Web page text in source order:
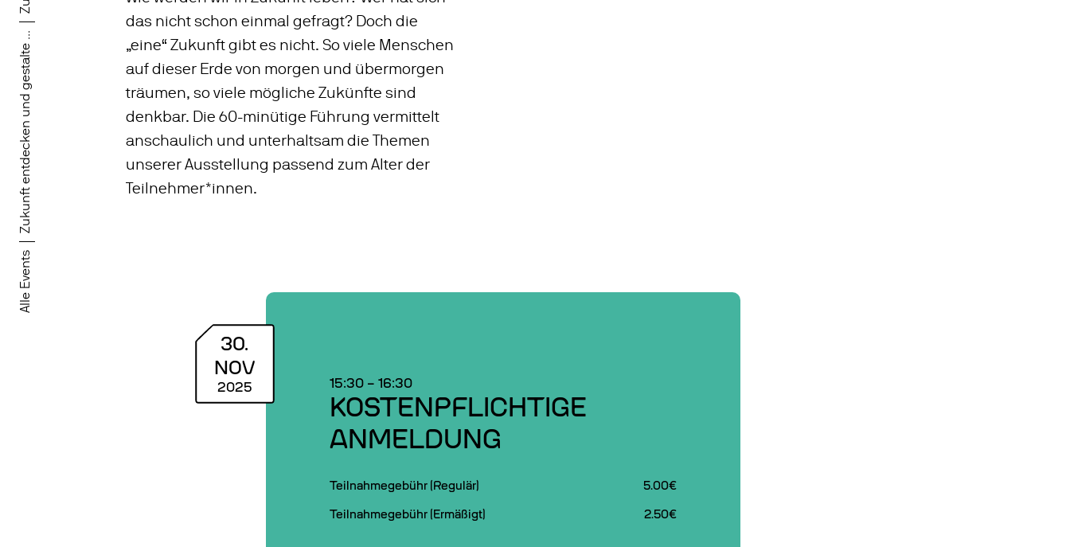
Alle Events
Zukunft entdecken und gestalte ...
das nicht schon einmal gefragt? Doch die
„eine“ Zukunft gibt es nicht. So viele Menschen
auf dieser Erde von morgen und übermorgen
träumen, so viele mögliche Zukünfte sind
denkbar. Die 60-minütige Führung vermittelt
anschaulich und unterhaltsam die Themen
unserer Ausstellung passend zum Alter der
Teilnehmer*innen.
30.
NOV
2025 15:30 –16:30
KOSTENPFLICHTIGE
ANMELDUNG
Teilnahmegebühr (Regulär) 5.00€
Teilnahmegebühr (Ermäßigt) 2.50€